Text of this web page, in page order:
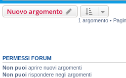
Nuovo argomento
1 argomento •
PERMESSI FORUM
Non puoi aprire nuovi argomenti
Non puoi rispondere negli argomenti